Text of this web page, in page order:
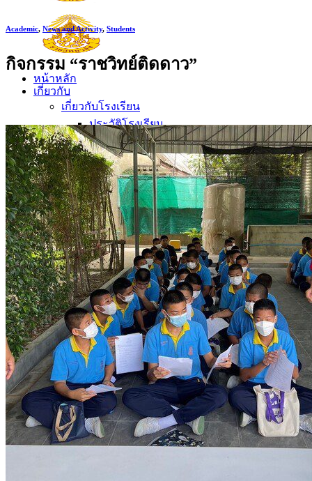
หน้าหลัก
เกี่ยวกับ
เกี่ยวกับโรงเรียน
ประวัติโรงเรียน
ตราประจำโรงเรียน
ปรัชญาโรงเรียน
อัตลักษณ์
วิสัยทัศน์ พันธกิจ
การบริหาร
คณะผู้บริหาร
ทำเนียบผู้อำนวยการ
กลุ่มบริหารงานวิชาการ
กลุ่มบริหารงานงบประมาณ
กลุ่มบริหารงานบุคคล
กลุ่มบริหารงานทั่วไป
หลักสูตร
หลักสูตรสถานศึกษา
หลักสูตรผู้นำ
หลักสูตรแผนการเรียนเทคโนโลยีและการจัดการ
ข่าวสารและกิจกรรม
นักเรียนปัจจุบัน
ห้องสมุดและคลังข้อมูล
ตรวจสอบผลการเรียน
Academic, News and Activity, Students
กิจกรรม “ราชวิทย์ติดดาว”